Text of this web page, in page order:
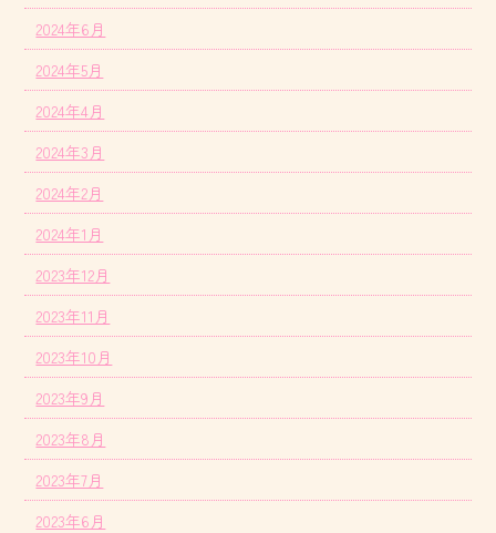
2024年6月
2024年5月
2024年4月
2024年3月
2024年2月
2024年1月
2023年12月
2023年11月
2023年10月
2023年9月
2023年8月
2023年7月
2023年6月